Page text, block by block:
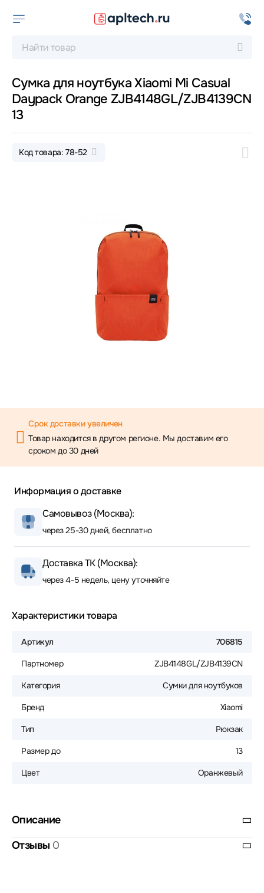
Сумка для ноутбука Xiaomi Mi Casual
Daypack Orange ZJB4148GL/ZJB4139CN
13
Код товара: 78-52
Срок доставки увеличен
Товар находится в другом регионе. Мы доставим его
сроком до 30 дней
Информация о доставке
Самовывоз (Москва):
через 25-30 дней, бесплатно
Доставка ТК (Москва):
через 4-5 недель, цену уточняйте
Характеристики товара
Артикул 706815
Партномер ZJB4148GL/ZJB4139CN
Категория Сумки для ноутбуков
Бренд Xiaomi
Тип Рюкзак
Размер до 13
Цвет Оранжевый
Описание
Отзывы 0